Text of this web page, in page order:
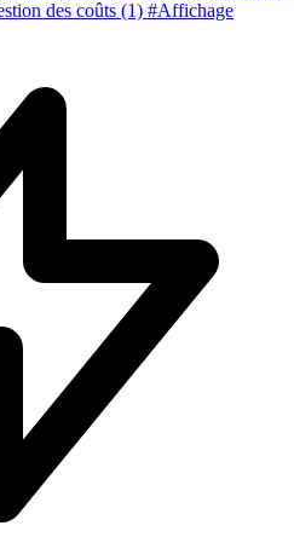
des coûts (1) #Affichage